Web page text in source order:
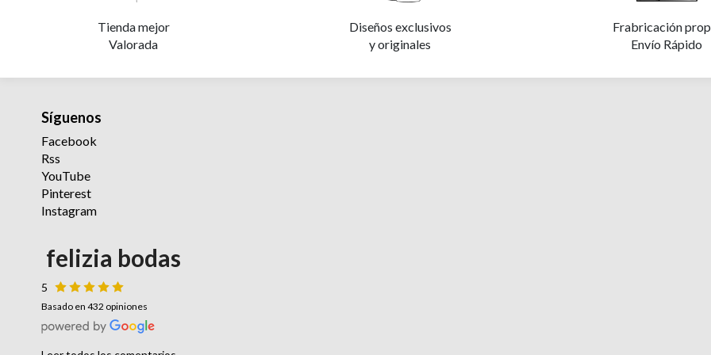
Tienda mejor
Valorada
Diseños exclusivos
y originales
Frabricación
Envío Rápido
Síguenos
Facebook
Rss
YouTube
Pinterest
Instagram
felizia bodas
5
Basado en 432 opiniones